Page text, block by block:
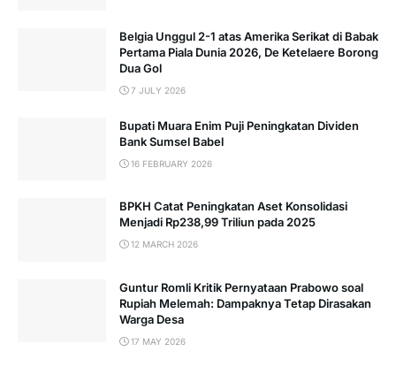
Belgia Unggul 2-1 atas Amerika Serikat di Babak
Pertama Piala Dunia 2026, De Ketelaere Borong
Dua Gol
7 JULY 2026
Bupati Muara Enim Puji Peningkatan Dividen
Bank Sumsel Babel
16 FEBRUARY 2026
BPKH Catat Peningkatan Aset Konsolidasi
Menjadi Rp238,99 Triliun pada 2025
12 MARCH 2026
Guntur Romli Kritik Pernyataan Prabowo soal
Rupiah Melemah: Dampaknya Tetap Dirasakan
Warga Desa
17 MAY 2026